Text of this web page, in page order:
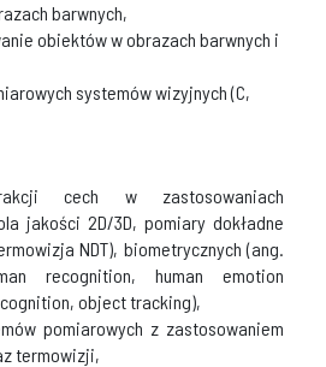
barwnych,
obiektów w obrazach barwnych i
systemów wizyjnych (C,
cech w zastosowaniach
jakości 2D/3D, pomiary dokładne
NDT), biometrycznych (ang.
recognition, human emotion
object tracking),
pomiarowych z zastosowaniem
termowizji,